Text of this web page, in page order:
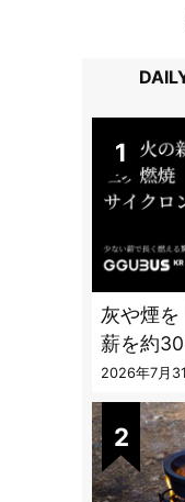
DAILY
灰や煙
薪を約
も美し
2026年7月